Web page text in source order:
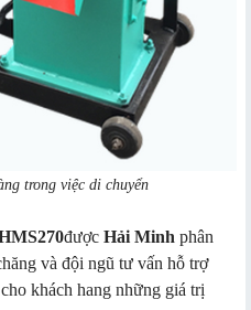
trong việc di chuyển
được Hải Minh phân
và đội ngũ tư vấn hỗ trợ
khách hang những giá trị